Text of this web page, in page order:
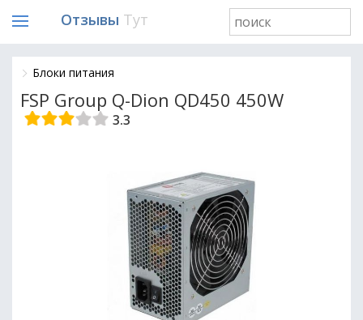
Отзывы Тут
Блоки питания
FSP Group Q-Dion QD450 450W
3.3